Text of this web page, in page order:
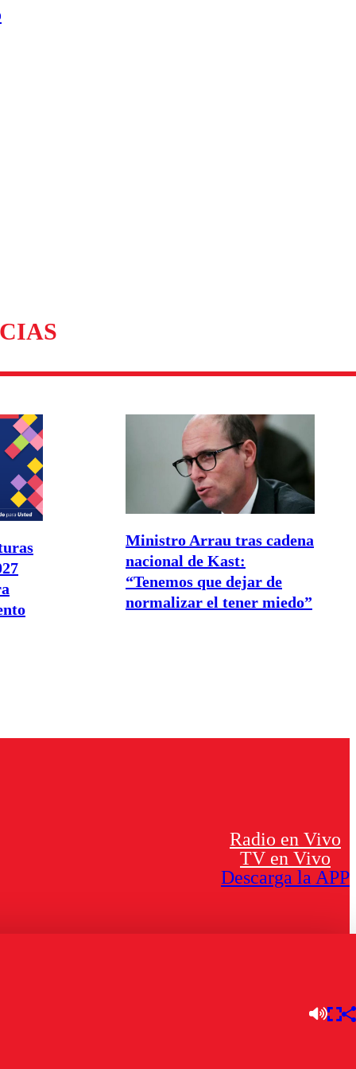
Ministro Arrau tras cadena
nacional de Kast:
“Tenemos que dejar de
normalizar el tener miedo”
Radio en Vivo
TV en Vivo
Descarga la APP